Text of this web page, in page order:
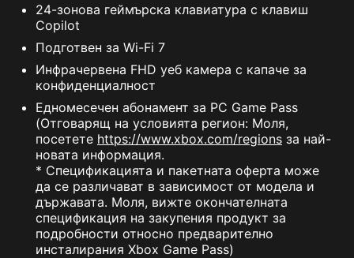
24-зонова геймърска клавиатура с клавиш
Copilot
Подготвен за Wi-Fi 7
Инфрачервена FHD уеб камера с капаче за
конфиденциалност
Едномесечен абонамент за PC Game Pass
(Отговарящ на условията регион: Моля,
посетете https://www.xbox.com/regions за най-
новата информация.
* Спецификацията и пакетната оферта може
да се различават в зависимост от модела и
държавата. Моля, вижте окончателната
спецификация на закупения продукт за
подробности относно предварително
инсталирания Xbox Game Pass)